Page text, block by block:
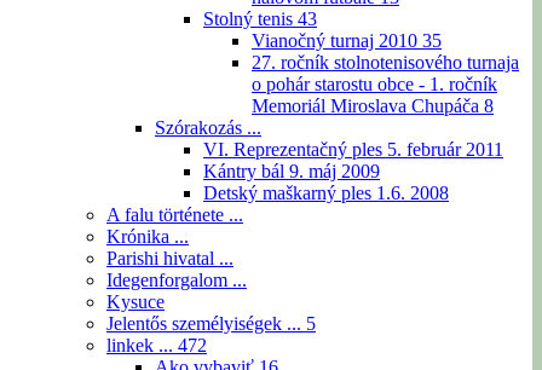
Stolný tenis 43
Vianočný turnaj 2010 35
27. ročník stolnotenisového turnaja
o pohár starostu obce - 1. ročník
Memoriál Miroslava Chupáča 8
Szórakozás ...
VI. Reprezentačný ples 5. február 2011
Kántry bál 9. máj 2009
Detský maškarný ples 1.6. 2008
A falu története ...
Krónika ...
Parishi hivatal ...
Idegenforgalom ...
Kysuce
Jelentős személyiségek ... 5
linkek ... 472